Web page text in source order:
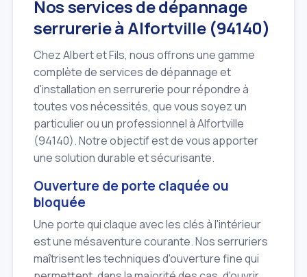
Nos services de dépannage
serrurerie à Alfortville (94140)
Chez Albert et Fils, nous offrons une gamme
complète de services de dépannage et
d'installation en serrurerie pour répondre à
toutes vos nécessités, que vous soyez un
particulier ou un professionnel à Alfortville
(94140). Notre objectif est de vous apporter
une solution durable et sécurisante.
Ouverture de porte claquée ou
bloquée
Une porte qui claque avec les clés à l'intérieur
est une mésaventure courante. Nos serruriers
maîtrisent les techniques d'ouverture fine qui